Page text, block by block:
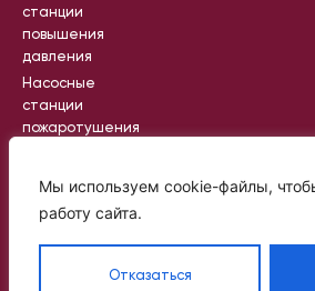
Мы используем cookie-файлы,
работу сайта.
Отказаться
станции
повышения
давления
Насосные
станции
пожаротушения
насосные
Вся информация на сайте носит